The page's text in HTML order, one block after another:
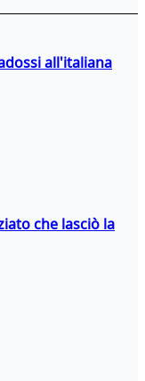
all'italiana
che lasciò la